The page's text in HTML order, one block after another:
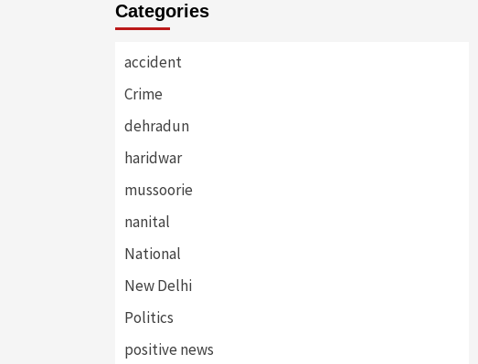
Categories
accident
Crime
dehradun
haridwar
mussoorie
nanital
National
New Delhi
Politics
positive news